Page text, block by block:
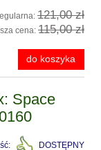
121,00 zł
cena: 115,00 zł
do koszyka
Space
DOSTĘPNY